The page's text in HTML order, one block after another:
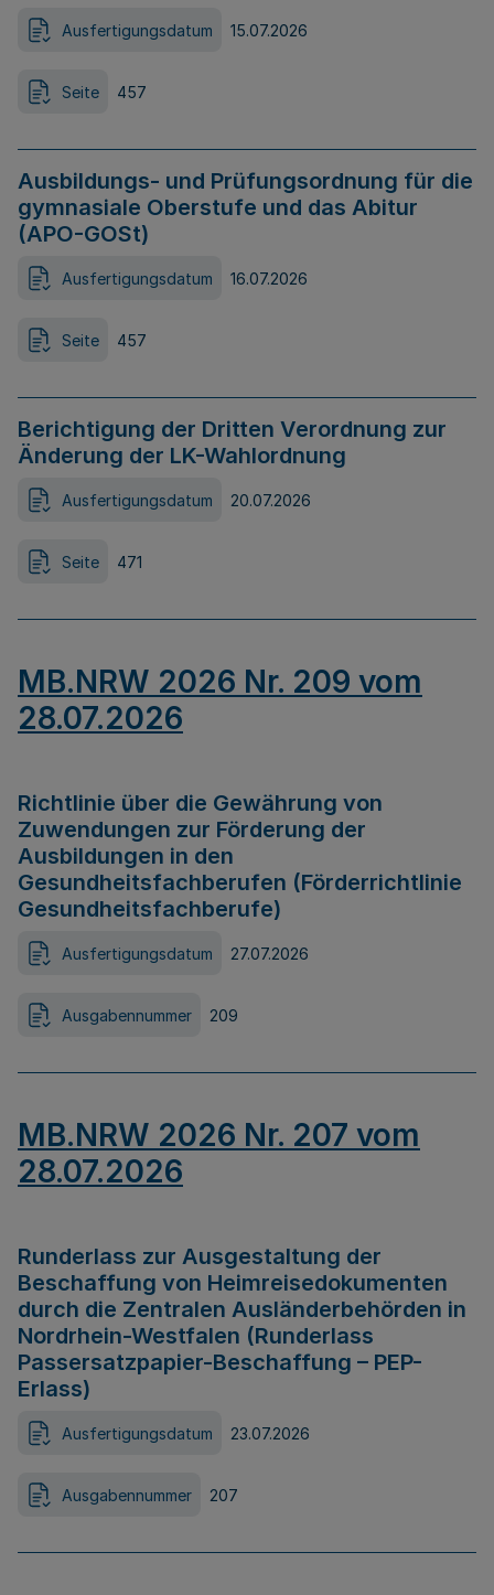
Ausfertigungsdatum 15.07.2026
Seite 457
Ausbildungs- und Prüfungsordnung für die
gymnasiale Oberstufe und das Abitur
(APO-GOSt)
Ausfertigungsdatum 16.07.2026
Seite 457
Berichtigung der Dritten Verordnung zur
Änderung der LK-Wahlordnung
Ausfertigungsdatum 20.07.2026
Seite 471
MB.NRW 2026 Nr. 209 vom
28.07.2026
Richtlinie über die Gewährung von
Zuwendungen zur Förderung der
Ausbildungen in den
Gesundheitsfachberufen (Förderrichtlinie
Gesundheitsfachberufe)
Ausfertigungsdatum 27.07.2026
Ausgabennummer 209
MB.NRW 2026 Nr. 207 vom
28.07.2026
Runderlass zur Ausgestaltung der
Beschaffung von Heimreisedokumenten
durch die Zentralen Ausländerbehörden in
Nordrhein-Westfalen (Runderlass
Passersatzpapier-Beschaffung – PEP-
Erlass)
Ausfertigungsdatum 23.07.2026
Ausgabennummer 207